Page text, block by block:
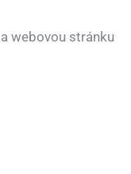
webovou stránku